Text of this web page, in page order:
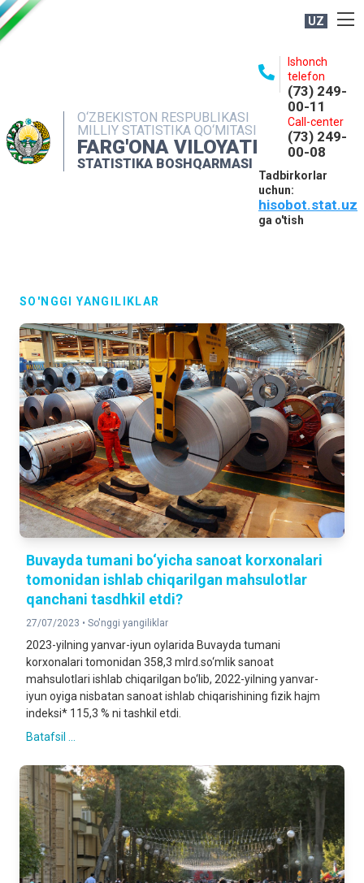
UZ
O‘ZBEKISTON RESPUBLIKASI
MILLIY STATISTIKA QO‘MITASI
FARG'ONA VILOYATI
STATISTIKA BOSHQARMASI
Ishonch
telefon
(73) 249-
00-11
Call-center
(73) 249-
00-08
Tadbirkorlar
uchun:
hisobot.stat.uz
ga o'tish
NASHRLAR
INTERAKTIV XIZMATLAR
MATBUOT XIZMATI
SO'NGGI YANGILIKLAR
Buvayda tumani bo‘yicha sanoat korxonalari
tomonidan ishlab chiqarilgan mahsulotlar
qanchani tasdhkil etdi?
27/07/2023 • So'nggi yangiliklar
2023-yilning yanvar-iyun oylarida Buvayda tumani
korxonalari tomonidan 358,3 mlrd.so‘mlik sanoat
mahsulotlari ishlab chiqarilgan bo‘lib, 2022-yilning yanvar-
iyun oyiga nisbatan sanoat ishlab chiqarishining fizik hajm
indeksi* 115,3 % ni tashkil etdi.
Batafsil ...